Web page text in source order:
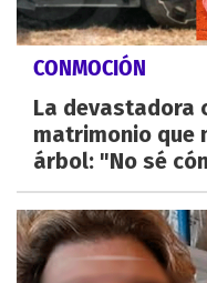
CONMOCIÓN
La devastadora
matrimonio que
árbol: "No sé